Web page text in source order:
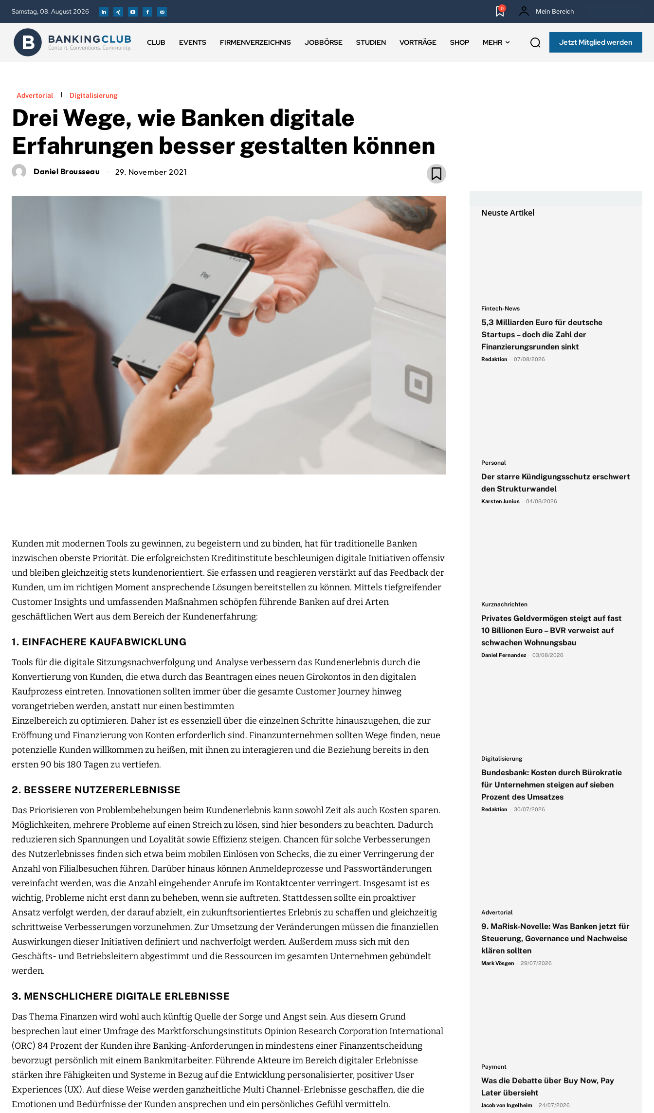
Samstag, 08. August 2026 0 Mein Bereich
CLUB EVENTS FIRMENVERZEICHNIS JOBBÖRSE STUDIEN VORTRÄGE SHOP MEHR Jetzt Mitglied werden
Advertorial Digitalisierung
Drei Wege, wie Banken digitale
Erfahrungen besser gestalten können
Daniel Brousseau 29. November 2021
Kunden mit modernen Tools zu gewinnen, zu begeistern und zu binden, hat für traditionelle Banken
inzwischen oberste Priorität. Die erfolgreichsten Kreditinstitute beschleunigen digitale Initiativen offensiv
und bleiben gleichzeitig stets kundenorientiert. Sie erfassen und reagieren verstärkt auf das Feedback der
Kunden, um im richtigen Moment ansprechende Lösungen bereitstellen zu können. Mittels tiefgreifender
Customer Insights und umfassenden Maßnahmen schöpfen führende Banken auf drei Arten
geschäftlichen Wert aus dem Bereich der Kundenerfahrung:
1. EINFACHERE KAUFABWICKLUNG
Tools für die digitale Sitzungsnachverfolgung und Analyse verbessern das Kundenerlebnis durch die
Konvertierung von Kunden, die etwa durch das Beantragen eines neuen Girokontos in den digitalen
Kaufprozess eintreten. Innovationen sollten immer über die gesamte Customer Journey hinweg
vorangetrieben werden, anstatt nur einen bestimmten
Einzelbereich zu optimieren. Daher ist es essenziell über die einzelnen Schritte hinauszugehen, die zur
Eröffnung und Finanzierung von Konten erforderlich sind. Finanzunternehmen sollten Wege finden, neue
potenzielle Kunden willkommen zu heißen, mit ihnen zu interagieren und die Beziehung bereits in den
ersten 90 bis 180 Tagen zu vertiefen.
2. BESSERE NUTZERERLEBNISSE
Das Priorisieren von Problembehebungen beim Kundenerlebnis kann sowohl Zeit als auch Kosten sparen.
Möglichkeiten, mehrere Probleme auf einen Streich zu lösen, sind hier besonders zu beachten. Dadurch
reduzieren sich Spannungen und Loyalität sowie Effizienz steigen. Chancen für solche Verbesserungen
des Nutzerlebnisses finden sich etwa beim mobilen Einlösen von Schecks, die zu einer Verringerung der
Anzahl von Filialbesuchen führen. Darüber hinaus können Anmeldeprozesse und Passwortänderungen
vereinfacht werden, was die Anzahl eingehender Anrufe im Kontaktcenter verringert. Insgesamt ist es
wichtig, Probleme nicht erst dann zu beheben, wenn sie auftreten. Stattdessen sollte ein proaktiver
Ansatz verfolgt werden, der darauf abzielt, ein zukunftsorientiertes Erlebnis zu schaffen und gleichzeitig
schrittweise Verbesserungen vorzunehmen. Zur Umsetzung der Veränderungen müssen die finanziellen
Auswirkungen dieser Initiativen definiert und nachverfolgt werden. Außerdem muss sich mit den
Geschäfts- und Betriebsleitern abgestimmt und die Ressourcen im gesamten Unternehmen gebündelt
werden.
3. MENSCHLICHERE DIGITALE ERLEBNISSE
Das Thema Finanzen wird wohl auch künftig Quelle der Sorge und Angst sein. Aus diesem Grund
besprechen laut einer Umfrage des Marktforschungsinstituts Opinion Research Corporation International
(ORC) 84 Prozent der Kunden ihre Banking-Anforderungen in mindestens einer Finanzentscheidung
bevorzugt persönlich mit einem Bankmitarbeiter. Führende Akteure im Bereich digitaler Erlebnisse
stärken ihre Fähigkeiten und Systeme in Bezug auf die Entwicklung personalisierter, positiver User
Experiences (UX). Auf diese Weise werden ganzheitliche Multi Channel-Erlebnisse geschaffen, die die
Emotionen und Bedürfnisse der Kunden ansprechen und ein persönliches Gefühl vermitteln.
Neuste Artikel
Fintech-News
5,3 Milliarden Euro für deutsche
Startups – doch die Zahl der
Finanzierungsrunden sinkt
Redaktion 07/08/2026
Personal
Der starre Kündigungsschutz erschwert
den Strukturwandel
Karsten Junius 04/08/2026
Kurznachrichten
Privates Geldvermögen steigt auf fast
10 Billionen Euro – BVR verweist auf
schwachen Wohnungsbau
Daniel Fernandez 03/08/2026
Digitalisierung
Bundesbank: Kosten durch Bürokratie
für Unternehmen steigen auf sieben
Prozent des Umsatzes
Redaktion 30/07/2026
Advertorial
9. MaRisk-Novelle: Was Banken jetzt für
Steuerung, Governance und Nachweise
klären sollten
Mark Vösgen 29/07/2026
Payment
Was die Debatte über Buy Now, Pay
Later übersieht
Jacob von Ingelheim 24/07/2026